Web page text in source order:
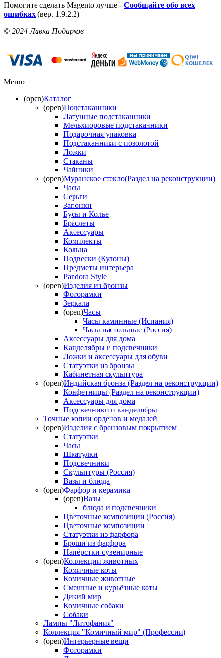
Помогите сделать Magento лучше - Сообщайте обо всех
ошибках (вер. 1.9.2.2)
© 2024 Лавка Подарков
Меню
(open)Каталог
(open)Подстаканники
Латунные подстаканники
Мельхиоровые подстаканники
Подарочная упаковка
Подстаканники с позолотой
Ложки
Стаканы
Чайники
(open)Муранское стекло(Раздел на реконструкции)
Часы
Серьги
Запонки
Бусы и Колье
Браслеты
Аксессуары
Комплекты
Кольца
Подвески (Кулоны)
Предметы интерьера
Pandora Style
(open)Изделия из бронзы
Фоторамки
Зеркала
(open)Часы
Часы каминные (Испания)
Часы настольные (Россия)
Аксессуары для дома
Канделябры и подсвечники
Ложки и аксессуары для обуви
Статуэтки из бронзы
Кабинетная скульптура
(open)Индийская бронза (Раздел на реконструкции)
Конфетницы (Раздел на реконструкции)
Аксессуары для дома
Подсвечники и канделябры
Точные копии орденов и медалей
(open)Изделия с бронзовым покрытием
Статуэтки
Часы
Шкатулки
Подсвечники
Скульптуры (Россия)
Вазы и блюда
(open)Фарфор и керамика
(open)Вазы
блюда и подсвечники
Цветочные композиции (Россия)
Цветочные композиции
Статуэтки из фарфора
Броши из фарфора
Напёрстки сувенирные
(open)Коллекции животных
Комичные коты
Комичные животные
Смешные и курьёзные коты
Дикий мир
Комичные собаки
Собаки
Лампы "Литофания"
Коллекция "Комичный мир" (Профессии)
(open)Интерьерные вещи
Фоторамки